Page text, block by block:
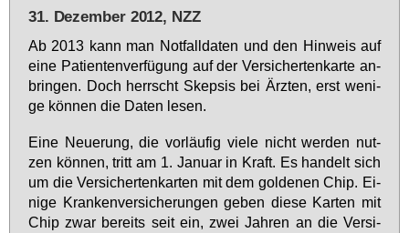
31. Dezember 2012, NZZ
Ab 2013 kann man Not­fall­da­ten und den Hin­weis auf
ei­ne Pa­ti­en­ten­ver­fü­gung auf der Ver­si­cher­ten­kar­te an­
brin­gen. Doch herrscht Skep­sis bei Ärz­ten, erst we­ni­
ge kön­nen die Da­ten le­sen.
Ei­ne Neue­rung, die vor­läu­fig vie­le nicht wer­den nut­
zen kön­nen, tritt am 1. Ja­nu­ar in Kraft. Es han­delt sich
um die Ver­si­cher­ten­kar­ten mit dem gol­de­nen Chip. Ei­
ni­ge Kran­ken­ver­si­che­run­gen ge­ben die­se Kar­ten mit
Chip zwar be­reits seit ein, zwei Jah­ren an die Ver­si­